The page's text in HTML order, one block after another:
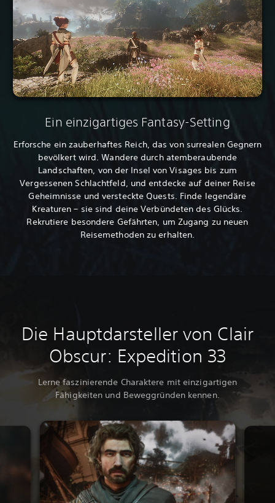
Ein einzigartiges Fantasy-Setting
Erforsche ein zauberhaftes Reich, das von surrealen Gegnern
bevölkert wird. Wandere durch atemberaubende
Landschaften, von der Insel von Visages bis zum
Vergessenen Schlachtfeld, und entdecke auf deiner Reise
Geheimnisse und versteckte Quests. Finde legendäre
Kreaturen – sie sind deine Verbündeten des Glücks.
Rekrutiere besondere Gefährten, um Zugang zu neuen
Reisemethoden zu erhalten.
Die Hauptdarsteller von Clair
Obscur: Expedition 33
Lerne faszinierende Charaktere mit einzigartigen
Fähigkeiten und Beweggründen kennen.